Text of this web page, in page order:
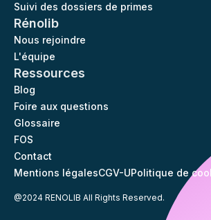
Suivi des dossiers de primes
Rénolib
Nous rejoindre
L'équipe
Ressources
Blog
Foire aux questions
Glossaire
FOS
Contact
Mentions légalesCGV-UPolitique de
@2024 RENOLIB All Rights Reserved.